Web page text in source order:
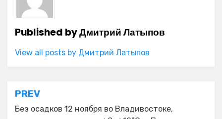
Published byДмитрий Латыпов
View all posts by Дмитрий Латыпов
Навигация
по
PREV
Без осадков 12 ноября во Владивостоке,